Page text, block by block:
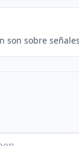
son sobre